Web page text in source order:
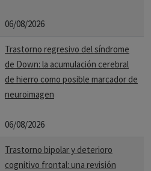
06/08/2026
Trastorno regresivo del síndrome
de Down: la acumulación cerebral
de hierro como posible marcador de
neuroimagen
06/08/2026
Trastorno bipolar y deterioro
cognitivo frontal: una revisión